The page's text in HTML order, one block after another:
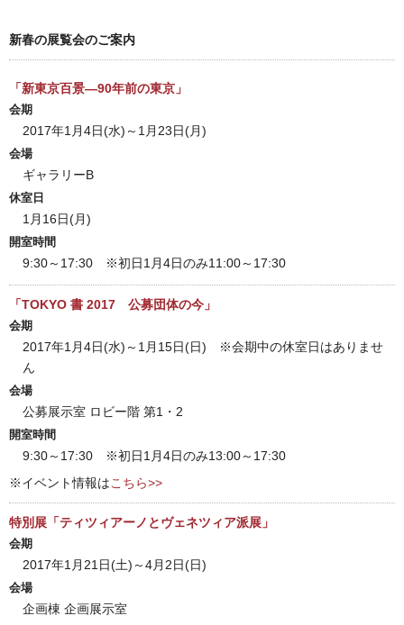
新春の展覧会のご案内
「新東京百景―90年前の東京」
会期
2017年1月4日(水)～1月23日(月)
会場
ギャラリーB
休室日
1月16日(月)
開室時間
9:30～17:30 ※初日1月4日のみ11:00～17:30
「TOKYO 書 2017 公募団体の今」
会期
2017年1月4日(水)～1月15日(日) ※会期中の休室日はありませ
ん
会場
公募展示室 ロビー階 第1・2
開室時間
9:30～17:30 ※初日1月4日のみ13:00～17:30
※イベント情報はこちら>>
特別展「ティツィアーノとヴェネツィア派展」
会期
2017年1月21日(土)～4月2日(日)
会場
企画棟 企画展示室